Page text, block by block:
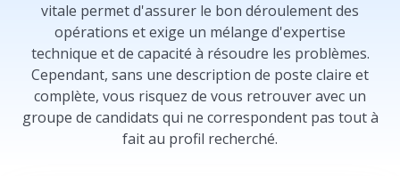
vitale permet d'assurer le bon déroulement des
opérations et exige un mélange d'expertise
technique et de capacité à résoudre les problèmes.
Cependant, sans une description de poste claire et
complète, vous risquez de vous retrouver avec un
groupe de candidats qui ne correspondent pas tout à
fait au profil recherché.